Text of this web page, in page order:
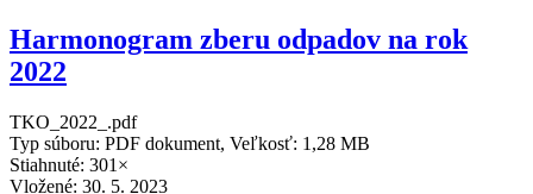
Harmonogram zberu odpadov na rok
2022
TKO_2022_.pdf
Typ súboru: PDF dokument, Veľkosť: 1,28 MB
Stiahnuté: 301×
Vložené: 30. 5. 2023